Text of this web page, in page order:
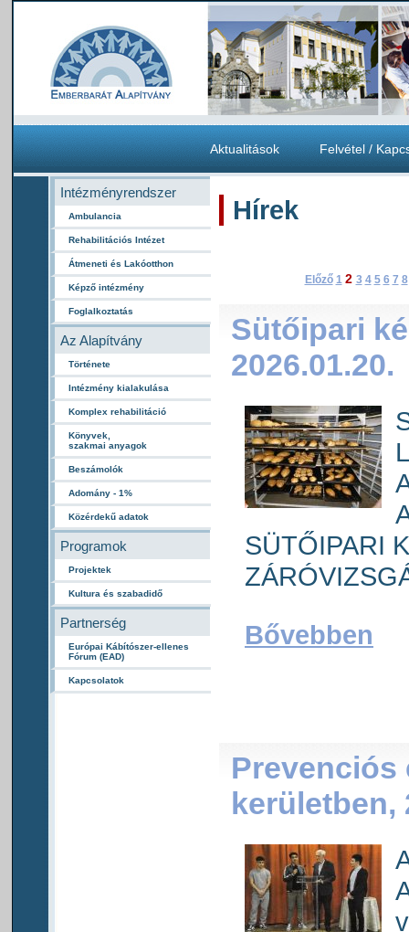
Aktualitások Felvétel /
Intézményrendszer
Ambulancia
Rehabilitációs Intézet
Átmeneti és Lakóotthon
Képző intézmény
Foglalkoztatás
Az Alapítvány
Története
Intézmény kialakulása
Komplex rehabilitáció
Könyvek,
szakmai anyagok
Beszámolók
Adomány - 1%
Közérdekű adatok
Programok
Projektek
Kultura és szabadidő
Partnerség
Európai Kábítószer-ellenes
Fórum (EAD)
Kapcsolatok
Hírek
Előző 1 2 3 4 5 6 7 8
Sütőipari
2026.01.20.
SÜTŐIPARI
Bővebben
Prevenciós
kerületben,